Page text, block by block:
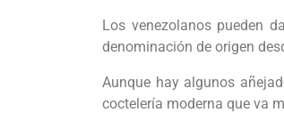
Los venezolanos pueden
denominación de origen
Aunque hay algunos
coctelería moderna que va